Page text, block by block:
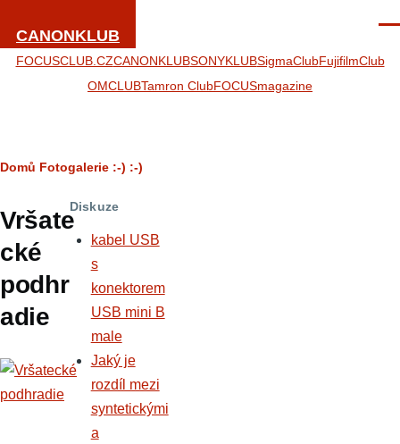
CANONKLUB
FOCUSCLUB.CZCANONKLUBSONYKLUBSigmaClubFujifilmClub
OMCLUBTamron ClubFOCUSmagazine
Drobečková
navigace
Domů Fotogalerie :-) :-)
Vršate
cké
podhr
adie
Diskuze
kabel USB
s
konektorem
USB mini B
male
Jaký je
rozdíl mezi
syntetickými
a